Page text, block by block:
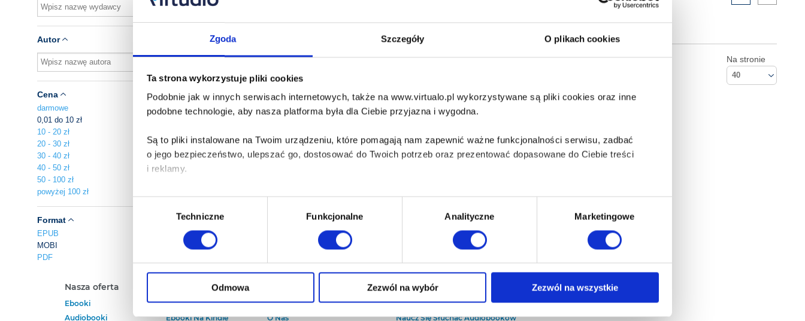
Zgoda Szczegóły O plikach cookies
Ta strona wykorzystuje pliki cookies
Podobnie jak w innych serwisach internetowych, także na www.virtualo.pl wykorzystywane są pliki cookies oraz inne
podobne technologie, aby nasza platforma była dla Ciebie przyjazna i wygodna.
Są to pliki instalowane na Twoim urządzeniu, które pomagają nam zapewnić ważne funkcjonalności serwisu, zadbać
o jego bezpieczeństwo, ulepszać go, dostosować do Twoich potrzeb oraz prezentować dopasowane do Ciebie treści
i reklamy.
Poza plikami, które są nam niezbędne do prawidłowego i bezpiecznego działania serwisu - są także takie, które wymagają
Twojej zgody.
Każda udzielona zgoda poprawi Twoje doświadczenia jeśli jesteś naszym Użytkownikiem.
Techniczne Funkcjonalne Analityczne Marketingowe
Odmowa Zezwól na wybór Zezwól na wszystkie
Autor
Cena
darmowe
0,01 do 10 zł
10 - 20 zł
20 - 30 zł
30 - 40 zł
40 - 50 zł
50 - 100 zł
powyżej 100 zł
Format
EPUB
MOBI
PDF
Brak pozycji.
Na stronie
40
Nasza oferta
Ebooki
Audiobooki
Polecamy
Darmowe Ebooki
Ebooki Na Kindle
Kontakt
O Nas
Baza wiedzy
Który Format Ebooka Wybrać?
Naucz Się Słuchać Audiobooków
Kontakt
Empik S.A